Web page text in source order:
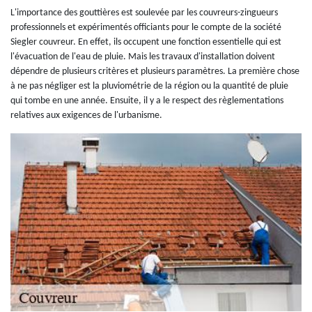
L'importance des gouttières est soulevée par les couvreurs-zingueurs
professionnels et expérimentés officiants pour le compte de la société
Siegler couvreur. En effet, ils occupent une fonction essentielle qui est
l'évacuation de l'eau de pluie. Mais les travaux d'installation doivent
dépendre de plusieurs critères et plusieurs paramètres. La première chose
à ne pas négliger est la pluviométrie de la région ou la quantité de pluie
qui tombe en une année. Ensuite, il y a le respect des règlementations
relatives aux exigences de l'urbanisme.